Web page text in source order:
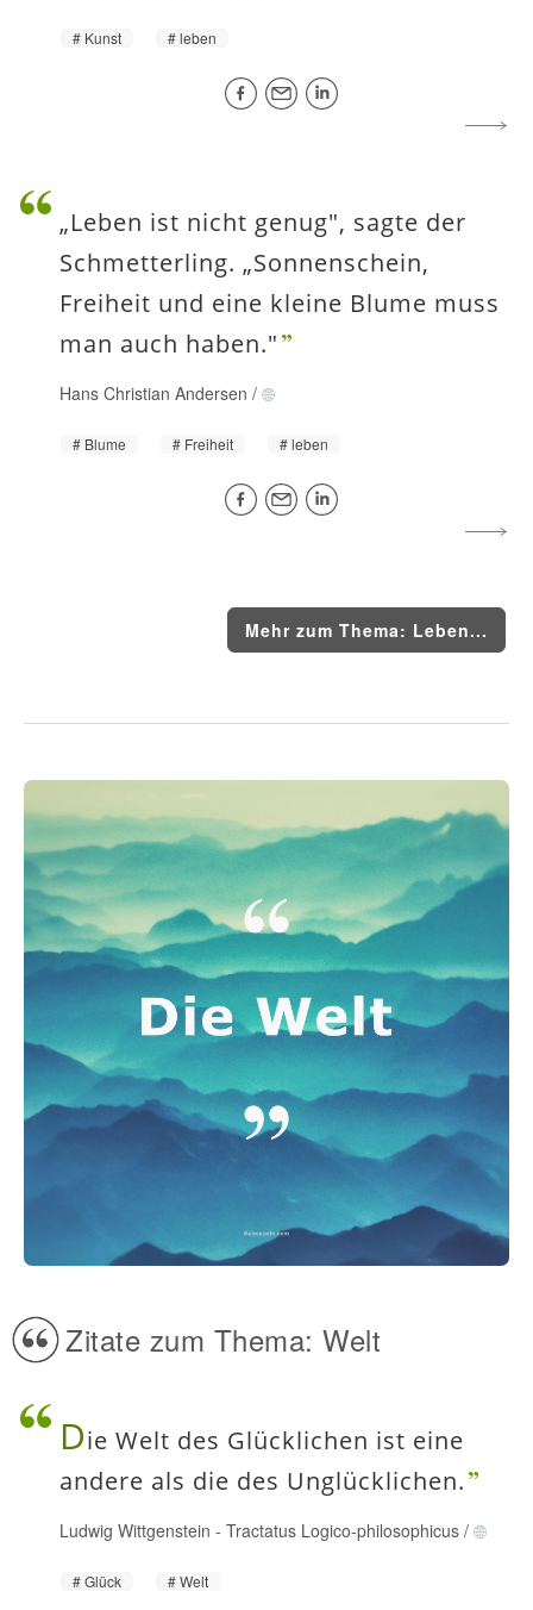
Kunst leben
„Leben ist nicht genug", sagte der
Schmetterling. „Sonnenschein,
Freiheit und eine kleine Blume muss
man auch haben."
Hans Christian Andersen /
Blume Freiheit leben
Mehr zum Thema: Leben...
Zitate zum Thema: Welt
Die Welt des Glücklichen ist eine
andere als die des Unglücklichen.
Ludwig Wittgenstein - Tractatus Logico-philosophicus /
Glück Welt